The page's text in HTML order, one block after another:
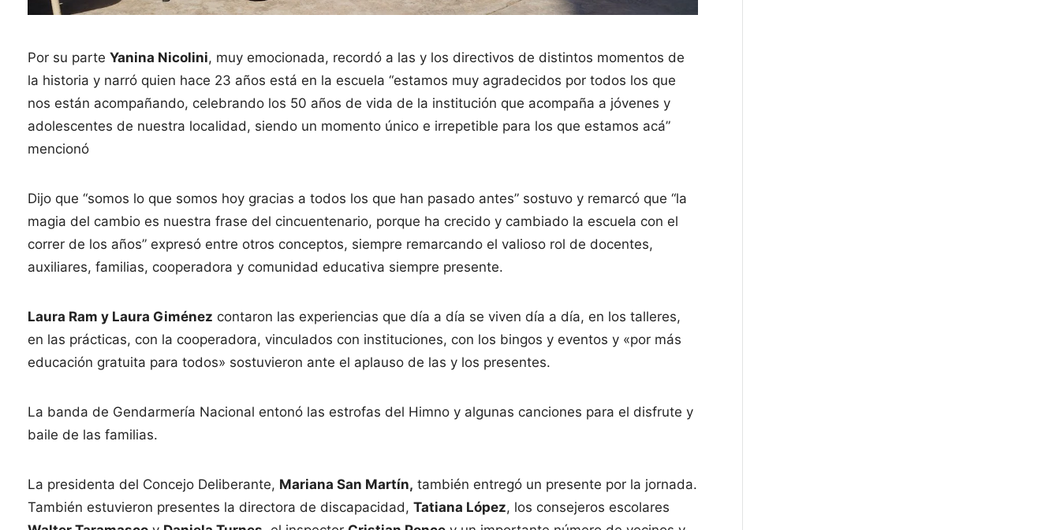
Por su parteYanina Nicolini, muy emocionada, recordó a las y los directivos de distintos momentos de
la historia y narró quien hace 23 años está en la escuela “estamos muy agradecidos por todos los que
nos están acompañando, celebrando los 50 años de vida de la institución que acompaña a jóvenes y
adolescentes de nuestra localidad, siendo un momento único e irrepetible para los que estamos acá”
mencionó
Dijo que “somos lo que somos hoy gracias a todos los que han pasado antes” sostuvo y remarcó que “la
magia del cambio es nuestra frase del cincuentenario, porque ha crecido y cambiado la escuela con el
correr de los años” expresó entre otros conceptos, siempre remarcando el valioso rol de docentes,
auxiliares, familias, cooperadora y comunidad educativa siempre presente.
Laura Ram y Laura Giménez contaron las experiencias que día a día se viven día a día, en los talleres,
en las prácticas, con la cooperadora, vinculados con instituciones, con los bingos y eventos y «por más
educación gratuita para todos» sostuvieron ante el aplauso de las y los presentes.
La banda de Gendarmería Nacional entonó las estrofas del Himno y algunas canciones para el disfrute y
baile de las familias.
La presidenta del Concejo Deliberante, Mariana San Martín, también entregó un presente por la jornada.
También estuvieron presentes la directora de discapacidad,Tatiana López, los consejeros escolares